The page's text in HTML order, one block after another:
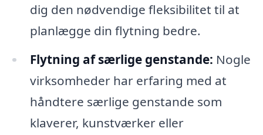
dig den nødvendige fleksibilitet til at
planlægge din flytning bedre.
Flytning af særlige genstande: Nogle
virksomheder har erfaring med at
håndtere særlige genstande som
klaverer, kunstværker eller